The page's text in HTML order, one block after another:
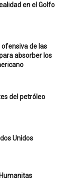
en el Golfo
ofensiva de las
absorber los
del petróleo
Unidos